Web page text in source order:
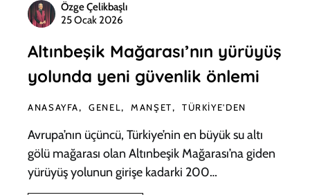
Özge Çelikbaşlı
25 Ocak 2026
Altınbeşik Mağarası’nın yürüyüş
yolunda yeni güvenlik önlemi
ANASAYFA GENEL MANŞET TÜRKIYE'DEN
Avrupa’nın üçüncü, Türkiye’nin en büyük su altı
gölü mağarası olan Altınbeşik Mağarası’na giden
yürüyüş yolunun girişe kadarki 200…